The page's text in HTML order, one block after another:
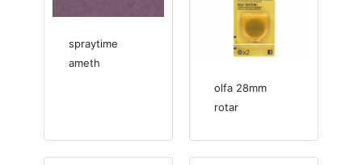
spraytime
ameth
olfa 28mm
rotar